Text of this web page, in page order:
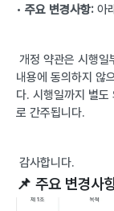
• 주요 변경사항: 아
개정 약관은 시행일
내용에 동의하지 않
다. 시행일까지 별
로 간주됩니다.
감사합니다.
📌 주요 변경사